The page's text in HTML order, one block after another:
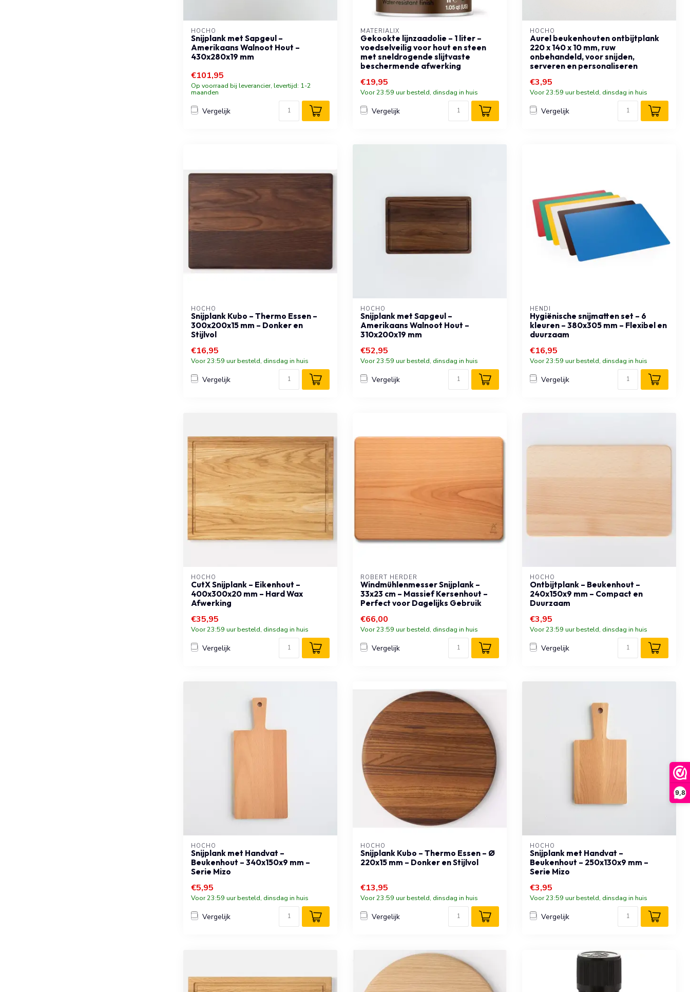
9,8
HOCHO
Snijplank met Sapgeul –
Amerikaans Walnoot Hout –
430x280x19 mm
€101,95
Op voorraad bij leverancier, levertijd: 1-2
maanden
Vergelijk
MATERIALIX
Gekookte lijnzaadolie – 1 liter –
voedselveilig voor hout en steen
met sneldrogende slijtvaste
beschermende afwerking
€19,95
Voor 23:59 uur besteld, dinsdag in huis
Vergelijk
HOCHO
Aurel beukenhouten ontbijtplank
220 x 140 x 10 mm, ruw
onbehandeld, voor snijden,
serveren en personaliseren
€3,95
Voor 23:59 uur besteld, dinsdag in huis
Vergelijk
HOCHO
Snijplank Kubo – Thermo Essen –
300x200x15 mm – Donker en
Stijlvol
€16,95
Voor 23:59 uur besteld, dinsdag in huis
Vergelijk
HOCHO
Snijplank met Sapgeul –
Amerikaans Walnoot Hout –
310x200x19 mm
€52,95
Voor 23:59 uur besteld, dinsdag in huis
Vergelijk
HENDI
Hygiënische snijmatten set – 6
kleuren – 380x305 mm – Flexibel en
duurzaam
€16,95
Voor 23:59 uur besteld, dinsdag in huis
Vergelijk
HOCHO
CutX Snijplank – Eikenhout –
400x300x20 mm – Hard Wax
Afwerking
€35,95
Voor 23:59 uur besteld, dinsdag in huis
Vergelijk
ROBERT HERDER
Windmühlenmesser Snijplank –
33x23 cm – Massief Kersenhout –
Perfect voor Dagelijks Gebruik
€66,00
Voor 23:59 uur besteld, dinsdag in huis
Vergelijk
HOCHO
Ontbijtplank – Beukenhout –
240x150x9 mm – Compact en
Duurzaam
€3,95
Voor 23:59 uur besteld, dinsdag in huis
Vergelijk
HOCHO
Snijplank met Handvat –
Beukenhout – 340x150x9 mm –
Serie Mizo
€5,95
Voor 23:59 uur besteld, dinsdag in huis
Vergelijk
HOCHO
Snijplank Kubo – Thermo Essen – Ø
220x15 mm – Donker en Stijlvol
€13,95
Voor 23:59 uur besteld, dinsdag in huis
Vergelijk
HOCHO
Snijplank met Handvat –
Beukenhout – 250x130x9 mm –
Serie Mizo
€3,95
Voor 23:59 uur besteld, dinsdag in huis
Vergelijk